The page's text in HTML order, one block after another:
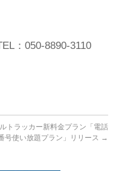
：050-8890-3110
トラッカー新料金プラン「電話
号使い放題プラン」リリース →